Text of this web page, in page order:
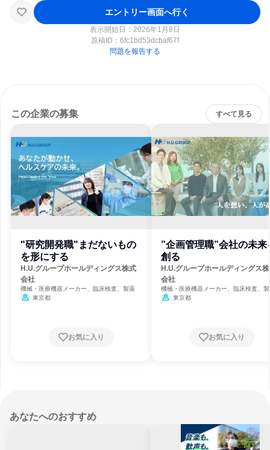
エントリー画面へ行く
表示開始日：2026年1月8日
原稿ID： 6fc1bd53dcbaf67f
問題を報告する
この企業の募集 すべて見る
"研究開発職"まだないもの
を形にする
H.U.グループホールディングス株式
会社
機械・医療機器メーカー、臨床検査、製薬
東京都
お気に入り
”企画管理職”会社の未来
創る
H.U.グループホールディングス
会社
機械・医療機器メーカー、臨床検査、
東京都
お気に入り
あなたへのおすすめ